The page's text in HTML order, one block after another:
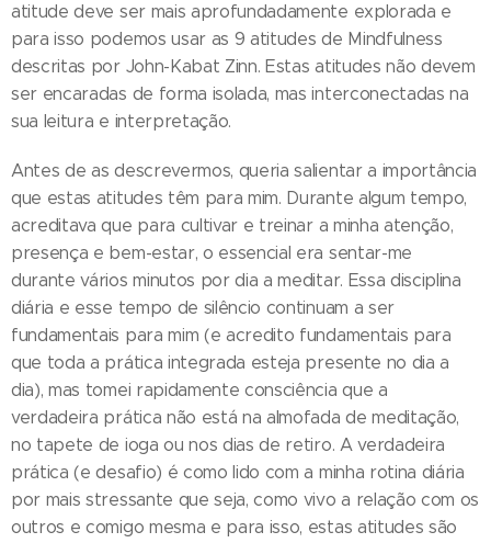
atitude deve ser mais aprofundadamente explorada e
para isso podemos usar as 9 atitudes de Mindfulness
descritas por John-Kabat Zinn. Estas atitudes não devem
ser encaradas de forma isolada, mas interconectadas na
sua leitura e interpretação.
Antes de as descrevermos, queria salientar a importância
que estas atitudes têm para mim. Durante algum tempo,
acreditava que para cultivar e treinar a minha atenção,
presença e bem-estar, o essencial era sentar-me
durante vários minutos por dia a meditar. Essa disciplina
diária e esse tempo de silêncio continuam a ser
fundamentais para mim (e acredito fundamentais para
que toda a prática integrada esteja presente no dia a
dia), mas tomei rapidamente consciência que a
verdadeira prática não está na almofada de meditação,
no tapete de ioga ou nos dias de retiro. A verdadeira
prática (e desafio) é como lido com a minha rotina diária
por mais stressante que seja, como vivo a relação com os
outros e comigo mesma e para isso, estas atitudes são